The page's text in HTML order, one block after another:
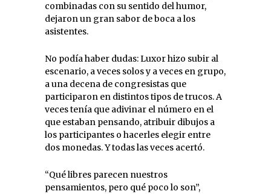
combinadas con su sentido del humor,
dejaron un gran sabor de boca a los
asistentes.
No podía haber dudas: Luxor hizo subir al
escenario, a veces solos y a veces en grupo,
a una decena de congresistas que
participaron en distintos tipos de trucos. A
veces tenía que adivinar el número en el
que estaban pensando, atribuir dibujos a
los participantes o hacerles elegir entre
dos monedas. Y todas las veces acertó.
“Qué libres parecen nuestros
pensamientos, pero qué poco lo son”,